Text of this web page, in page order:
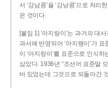
서 ‘강남콩’을 ‘강낭콩’으로 처리
은 것이다.
[붙임 1] ‘아지랑이’는 과거의 대
과서에 반영되어 ‘아지랭이’가
이 ‘아지랑이’를 표준으로 인식하
삼았다. 1936년 “조선어 표준말
바 있었는데 그것으로 되돌아간